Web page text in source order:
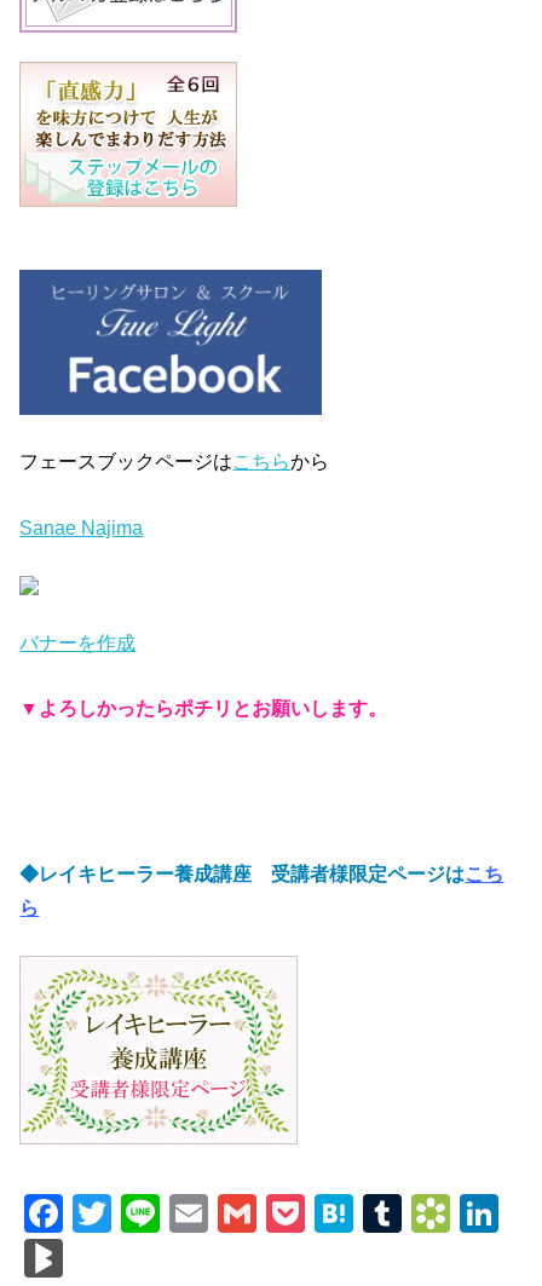
フェースブックページはこちらから
Sanae Najima
バナーを作成
▼ よろしかったらポチリとお願いします。
◆レイキヒーラー養成講座 受講者様限定ページはこち
ら
F
T
Li
E
G
P
H
T
B